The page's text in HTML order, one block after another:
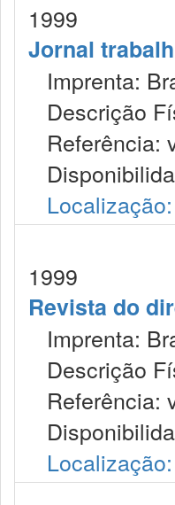
1999
Jornal
Imprenta:
Descrição
Referência:
Localização:
1999
Revista do
Imprenta:
Descrição
Referência:
Localização: